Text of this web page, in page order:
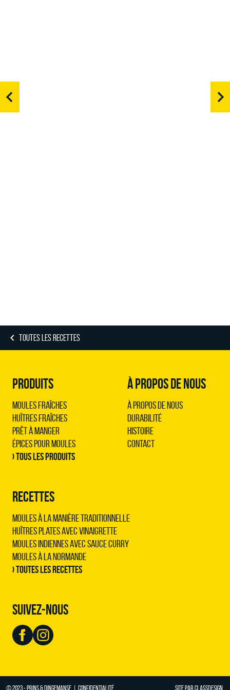
TOUTES LES RECETTES
PRODUITS
Moules Fraîches
Huîtres Fraîches
Prêt à Manger
Épices pour Moules
› Tous les produits
RECETTES
Moules à la manière traditionnelle
Huîtres plates avec vinaigrette
Moules indiennes avec sauce curry
Moules à la normande
› Toutes les recettes
À PROPOS DE NOUS
À propos de nous
Durabilité
Histoire
Contact
SUIVEZ-NOUS
SITE PAR CLASSDESIGN
© 2023 - PRINS & DINGEMANSE | CONFIDENTIALITÉ